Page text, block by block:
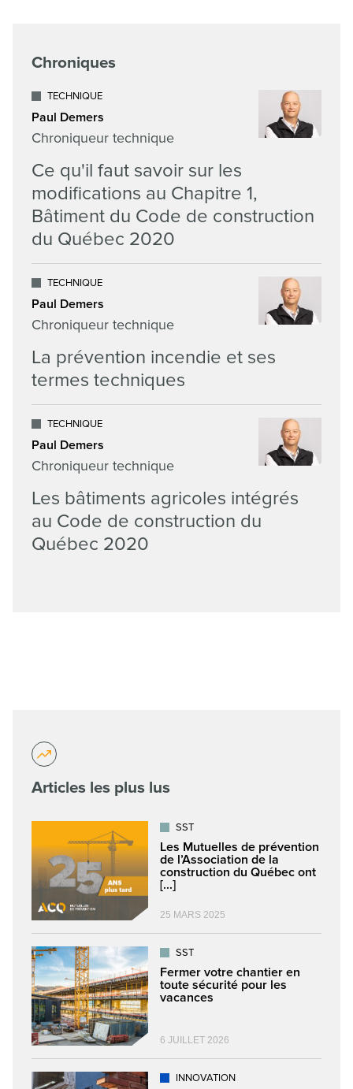
Chroniques
TECHNIQUE
Paul Demers
Chroniqueur technique
Ce qu'il faut savoir sur les
modifications au Chapitre 1,
Bâtiment du Code de construction
du Québec 2020
TECHNIQUE
Paul Demers
Chroniqueur technique
La prévention incendie et ses
termes techniques
TECHNIQUE
Paul Demers
Chroniqueur technique
Les bâtiments agricoles intégrés
au Code de construction du
Québec 2020
Articles les plus lus
SST
Les Mutuelles de prévention
de l’Association de la
construction du Québec ont
[...]
25 MARS 2025
SST
Fermer votre chantier en
toute sécurité pour les
vacances
6 JUILLET 2026
INNOVATION